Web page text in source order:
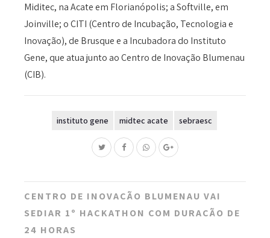
Miditec, na Acate em Florianópolis; a Softville, em
Joinville; o CITI (Centro de Incubação, Tecnologia e
Inovação), de Brusque e a Incubadora do Instituto
Gene, que atua junto ao Centro de Inovação Blumenau
(CIB).
instituto gene midtec acate sebraesc
Post
navigation
CENTRO DE INOVAÇÃO BLUMENAU VAI
SEDIAR 1º HACKATHON COM DURAÇÃO DE
24 HORAS